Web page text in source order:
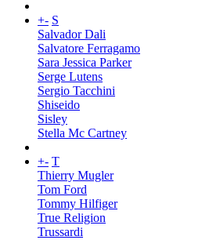
+- S
Salvador Dali
Salvatore Ferragamo
Sara Jessica Parker
Serge Lutens
Sergio Tacchini
Shiseido
Sisley
Stella Mc Cartney
+- T
Thierry Mugler
Tom Ford
Tommy Hilfiger
True Religion
Trussardi